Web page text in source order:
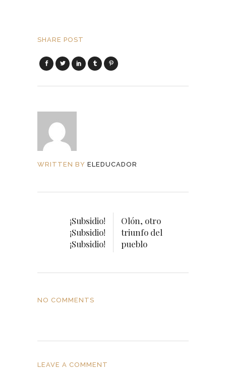
SHARE POST
WRITTEN BY ELEDUCADOR
¡Subsidio!
¡Subsidio!
¡Subsidio!
Olón, otro
triunfo del
pueblo
NO COMMENTS
LEAVE A COMMENT